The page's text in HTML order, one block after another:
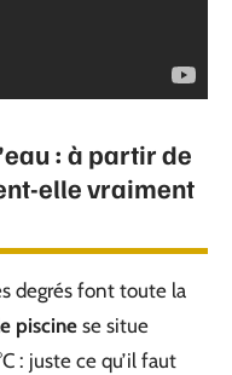
: à partir de
elle vraiment
degrés font toute la
piscine se situe
: juste ce qu’il faut